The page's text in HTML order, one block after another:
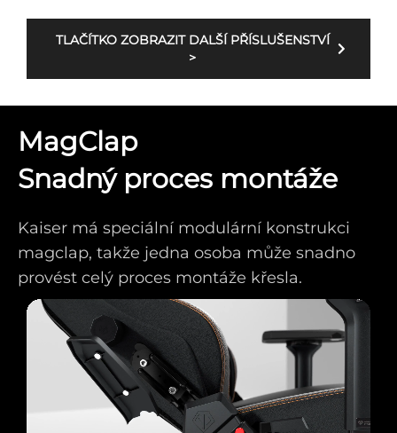
TLAČÍTKO ZOBRAZIT DALŠÍ PŘÍSLUŠENSTVÍ
>
MagClap
Snadný proces montáže
Kaiser má speciální modulární konstrukci
magclap, takže jedna osoba může snadno
provést celý proces montáže křesla.